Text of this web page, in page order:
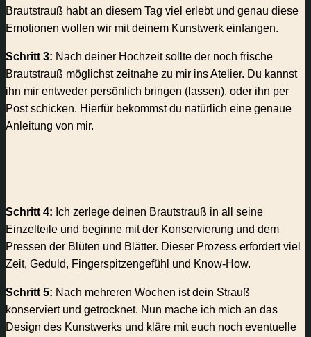
Brautstrauß habt an diesem Tag viel erlebt und genau diese
Emotionen wollen wir mit deinem Kunstwerk einfangen.
Schritt 3: Nach deiner Hochzeit sollte der noch frische
Brautstrauß möglichst zeitnahe zu mir ins Atelier. Du kannst
ihn mir entweder persönlich bringen (lassen), oder ihn per
Post schicken. Hierfür bekommst du natürlich eine genaue
Anleitung von mir.
Schritt 4: Ich zerlege deinen Brautstrauß in all seine
Einzelteile und beginne mit der Konservierung und dem
Pressen der Blüten und Blätter. Dieser Prozess erfordert viel
Zeit, Geduld, Fingerspitzengefühl und Know-How.
Schritt 5: Nach mehreren Wochen ist dein Strauß
konserviert und getrocknet. Nun mache ich mich an das
Design des Kunstwerks und kläre mit euch noch eventuelle